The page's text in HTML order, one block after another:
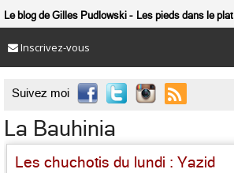
Le blog de Gilles Pudlowski Les pieds dans le plat
Inscrivez-vous
Suivez moi 
La Bauhinia
Les chuchotis du lundi : Yazid